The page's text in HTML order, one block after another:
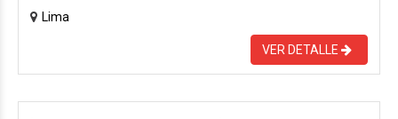
Lima
VER DETALLE